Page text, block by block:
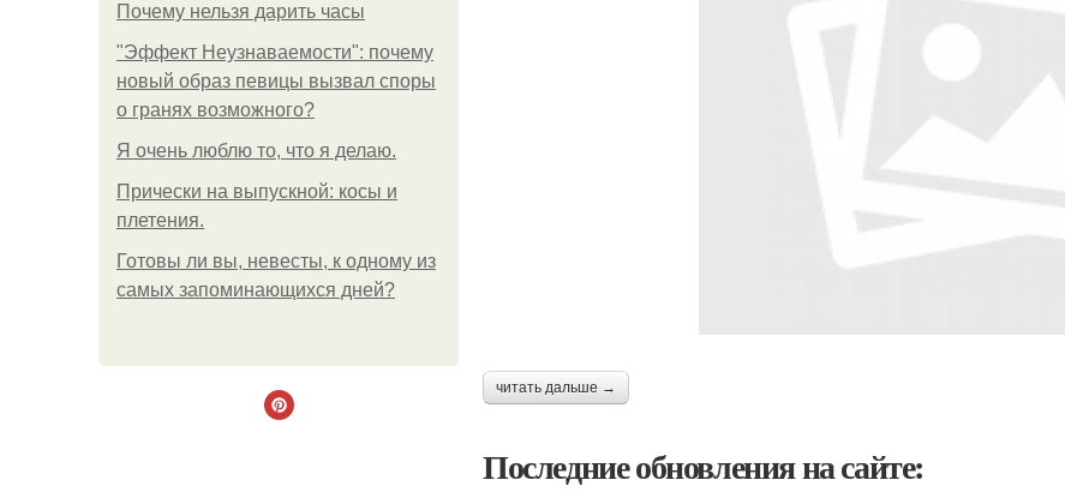
Почему нельзя дарить часы
"Эффект Неузнаваемости": почему
новый образ певицы вызвал споры
о гранях возможного?
Я очень люблю то, что я делаю.
Прически на выпускной: косы и
плетения.
Готовы ли вы, невесты, к одному из
самых запоминающихся дней?
читать дальше →
Последние обновления на сайте: